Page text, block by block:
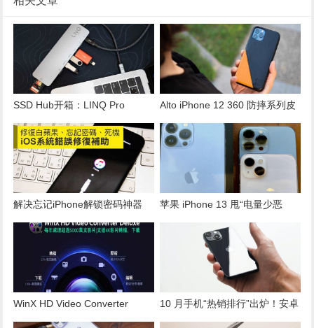
SSD Hub开箱：LINQ Pro
Studio 9合1集线器高速创作工作
必备神器
Alto iPhone 12 360 防摔系列皮
革保护壳开箱！质感功能更胜原
厂
解决忘记iPhone解锁密码神器
Fixppo，排除卡白苹果、iTunes
恢复模式
苹果 iPhone 13 甩“电量少恶
名”！评测：续航为目前旗舰机
WinX HD Video Converter
10 月手机“热销排行”出炉！安卓